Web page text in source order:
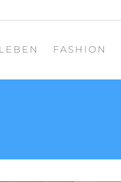
LEBEN FASHION